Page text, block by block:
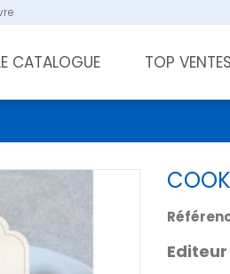
CATALOGUE TOP VENTES
Editeur